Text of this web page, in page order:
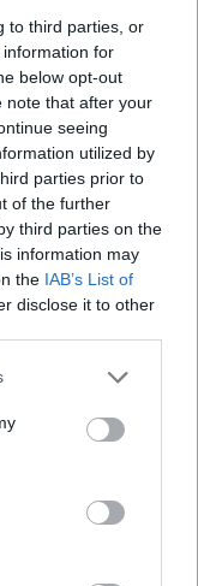
to third parties, or
for
below opt-out
note that after your
seeing
utilized by
parties prior to
of the further
third parties on the
information may
the IAB’s List of
disclose it to other
a
válasz